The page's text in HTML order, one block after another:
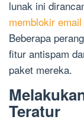
lunak ini
memblokir
Beberapa
fitur antispam
paket mereka.
Teratur